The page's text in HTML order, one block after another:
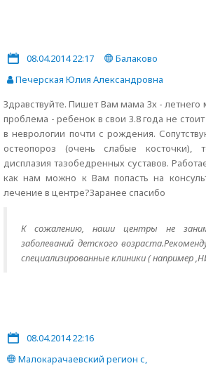
08.04.2014 22:17
Балаково
Печерская Юлия Александровна
Здравствуйте. Пишет Вам мама 3х - летнего
проблема - ребенок в свои 3.8 года не
в неврологии почти с рождения.
остеопороз (очень слабые косточки),
дисплазия тазобедренных суставов.
как нам можно к Вам попасть на
лечение в центре?Заранее спасибо
К сожалению, наши центры не
заболеваний детского
специализированные клиники ( например
08.04.2014 22:16
Малокарачаевский регион с,